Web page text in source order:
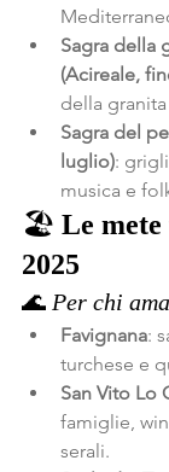
Sagra della
(Acireale,
della
Sagra del
luglio):
musica e
🏖️ Le mete
2025
🌊 Per chi
Favignana:
turchese e
San Vito Lo
famiglie,
serali.